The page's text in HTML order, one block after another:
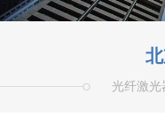
光纤激光